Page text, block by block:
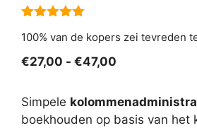
100% van de kopers zei tevreden
€27,00 - €47,00
tot
€47,00
Simpele
boekhouden op basis van het